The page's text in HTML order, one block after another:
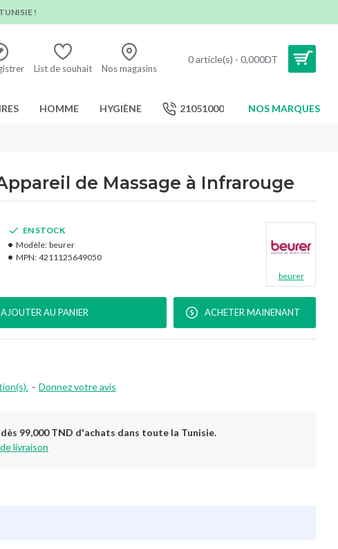
!
List de souhait Nos magasins
0 article(s) - 0,000DT
HOMME HYGIÈNE 21051000 NOS MARQUES
de Massage à Infrarouge
- Donnez votre avis
EN STOCK
Modèle: beurer
MPN: 4211125649050
beurer
AJOUTER AU PANIER ACHETER MAINENANT
99,000 TND d'achats dans toute la Tunisie.
livraison